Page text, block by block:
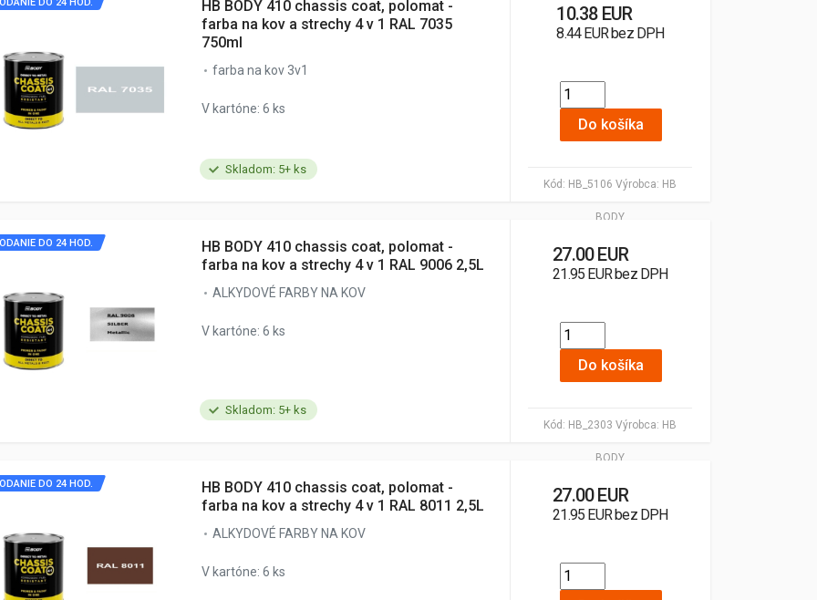
Skladom: 5+ ks
Kód: HB_5106 Výrobca: HB
BODY
HB BODY 410 chassis coat, polomat -
farba na kov a strechy 4 v 1 RAL 7035
750ml
farba na kov 3v1
V kartóne: 6 ks
10.38 EUR
8.44 EUR bez DPH
Do košíka
Skladom: 5+ ks
Kód: HB_2303 Výrobca: HB
BODY
DO 24 HOD.
HB BODY 410 chassis coat, polomat -
farba na kov a strechy 4 v 1 RAL 9006 2,5L
ALKYDOVÉ FARBY NA KOV
V kartóne: 6 ks
27.00 EUR
21.95 EUR bez DPH
Do košíka
DO 24 HOD.
HB BODY 410 chassis coat, polomat -
farba na kov a strechy 4 v 1 RAL 8011 2,5L
ALKYDOVÉ FARBY NA KOV
V kartóne: 6 ks
27.00 EUR
21.95 EUR bez DPH